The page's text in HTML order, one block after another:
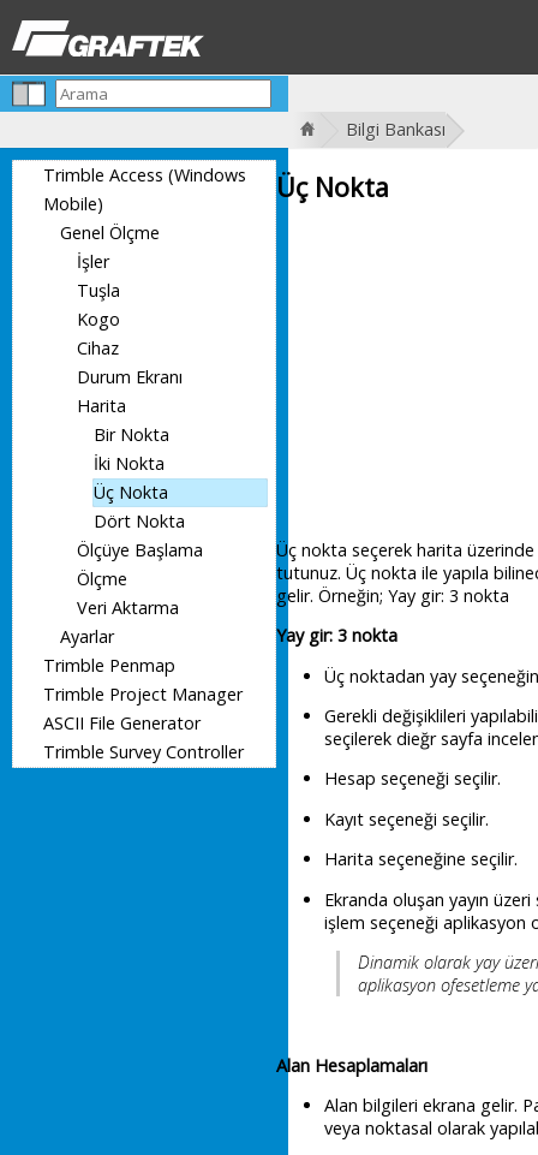
Bilgi Bankası
Trimble Access (Windows
Mobile)
Genel Ölçme
İşler
Tuşla
Kogo
Cihaz
Durum Ekranı
Harita
Bir Nokta
İki Nokta
Üç Nokta
Dört Nokta
Ölçüye Başlama
Ölçme
Veri Aktarma
Ayarlar
Trimble Penmap
Trimble Project Manager
ASCII File Generator
Trimble Survey Controller
Üç Nokta
Üç nokta seçerek harita üzerinde
tutunuz. Üç nokta ile yapıla
gelir. Örneğin; Yay gir: 3 nokta
Yay gir: 3 nokta
Üç noktadan yay
Gerekli değişiklileri
seçilerek dieğr sayfa
Hesap seçeneği seçilir.
Kayıt seçeneği seçilir.
Harita seçeneğine seçilir.
Ekranda oluşan yayın
işlem seçeneği aplikasyon
Dinamik olarak yay
aplikasyon ofesetleme
Alan Hesaplamaları
Alan bilgileri ekrana gelir.
veya noktasal olarak